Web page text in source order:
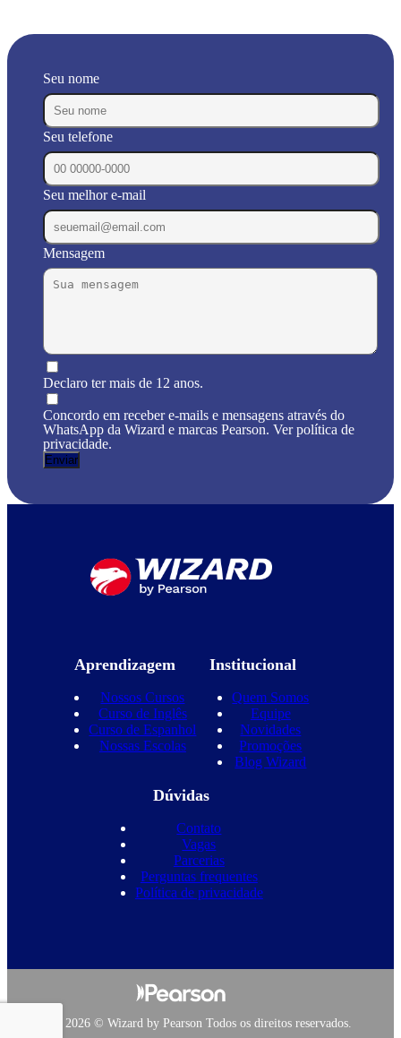
Seu nome
Seu telefone
Seu melhor e-mail
Mensagem
Declaro ter mais de 12 anos.
Concordo em receber e-mails e mensagens através do
WhatsApp da Wizard e marcas Pearson. Ver política de
privacidade.
Aprendizagem
Nossos Cursos
Curso de Inglês
Curso de Espanhol
Nossas Escolas
Institucional
Quem Somos
Equipe
Novidades
Promoções
Blog Wizard
Dúvidas
Contato
Vagas
Parcerias
Perguntas frequentes
Política de privacidade
Copyright 2026 © Wizard by Pearson Todos os direitos reservados.